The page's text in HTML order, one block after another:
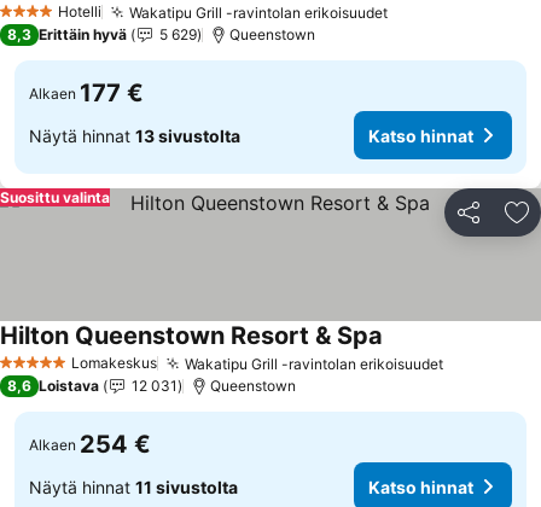
4 Tähtiluokitus
Hotelli Wakatipu Grill -ravintolan erikoisuudetKatso hinnat
8,3 Erittäin hyvä 5 629 Queenstown
Alkaen 177 €
Näytä hinnat 13 sivustolta Katso hinnat
Jaa
Suosittu valinta
5 TähtiluokitusLomakeskus Wakatipu Grill -ravintolan erikoisuudetKatso
Hilton Queenstown Resort & Spa
8,6 Loistava 12 031 Queenstown
Alkaen 254 €
Näytä hinnat 11 sivustolta Katso hinnat